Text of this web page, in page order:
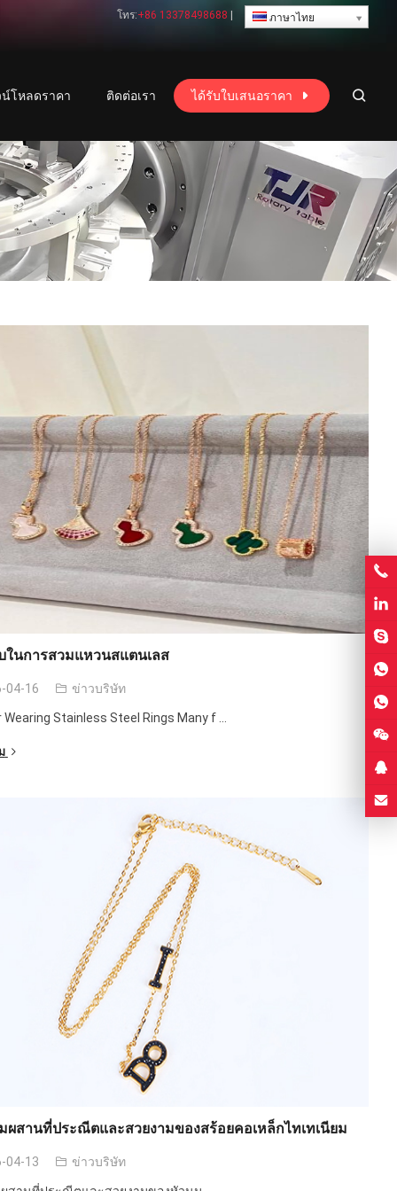
โทร:+86 13378498688 ภาษาไทย
โหลดราคา ติดต่อเรา ได้รับใบเสนอราคา
ในการสวมแหวนสแตนเลส
04-16 ข่าวบริษัท
Stainless Steel Rings Many f...
ผสานที่ประณีตและสวยงามของสร้อยคอเหล็กไทเทเนียม
04-13 ข่าวบริษัท